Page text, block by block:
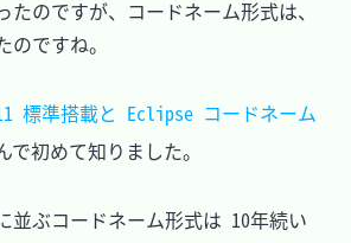
のですが、コードネーム形式は、
のですね。
標準搭載と Eclipse コードネーム
で初めて知りました。
並ぶコードネーム形式は 10年続い